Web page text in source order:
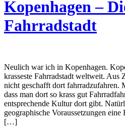
Kopenhagen –
Fahrradstadt
Neulich war ich in Kopenhagen.
krasseste Fahrradstadt weltweit. Aus
nicht geschafft dort fahrradzufahren.
dass man dort so krass gut
entsprechende Kultur dort gibt.
geographische Voraussetzungen
[…]